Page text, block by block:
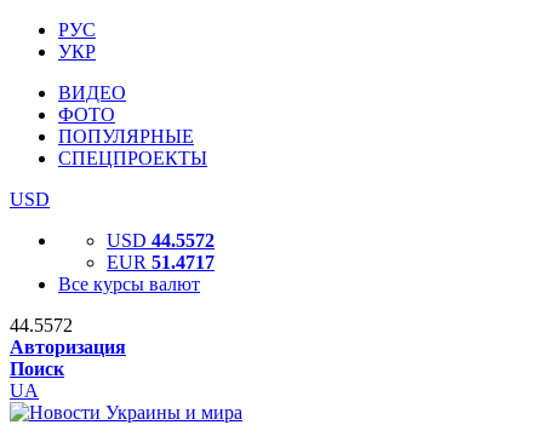
РУС
УКР
ВИДЕО
ФОТО
ПОПУЛЯРНЫЕ
СПЕЦПРОЕКТЫ
USD
USD 44.5572
EUR 51.4717
Все курсы валют
44.5572
Авторизация
Поиск
UA